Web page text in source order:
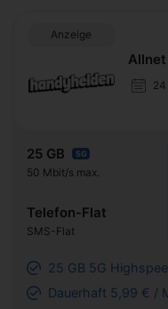
Anzeige
Allnet
25 GB 5G
50 Mbit/s max.
Telefon-Flat
SMS-Flat
25 GB 5G
Dauerhaft 5,99 € /